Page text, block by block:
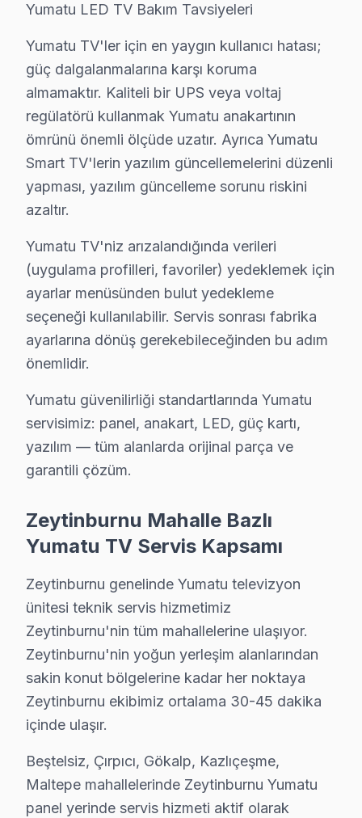
5. Orijinal veya OEM eşdeğer Yumatu parça ile onarım
6. Tüm fonksiyonlar kapsamlı test edilir; garanti
Yumatu LED TV Bakım Tavsiyeleri
Yumatu TV'ler için en yaygın kullanıcı hatası; güç
bu marka TV'niz arızalandığında verileri (uygulama
Yumatu güvenilirliği standartlarında Yumatu
Zeytinburnu Mahalle Bazlı Yumatu TV Servis
Zeytinburnu genelinde Yumatu televizyon ünitesi
Beştelsiz, Çırpıcı, Gökalp, Kazlıçeşme, Maltepe
Merkezefendi, Nuripaşa, Seyitnizam, Sümer
Telsiz, Veliefendi, Yenidoğan, Yeşiltepe ve
Zeytinburnu Yumatu TV Yerleştirme ve
Yeni bir Yumatu televizyon aldıysanız,
Sunduğumuz kurulum seçenekleri:
• Zeytinburnu'de televizyon paneli duvar askısı
• Zeytinburnu servisimizde gizli kablo düzeni ve kanal
• Zeytinburnu'de HDMI, ses sistemi ve uydu bağlantı
• Zeytinburnu servisimizde ekran kalibrasyon ve
Yumatu ekran'nizin ilk açılışından itibaren en iyi
Zeytinburnu'da Yumatu Önleyici Bakım –
Televizyon arızalarının büyük kısmı ihmal edilen
Bakım işlemlerimiz:
• Zeytinburnu'de panel ve LED backlight kontrolü
• Soğutma fanı temizliği ve termal macun yenileme
• Zeytinburnu'de anakart kapasitör ve kondansatör
• Zeytinburnu'de yazılım ve firmware güncelleme
Yılda en az bir kez profesyonel bakım, Yumatu
Yumatu LED TV Bakım Tavsiyeleri
Yumatu TV'ler için en yaygın kullanıcı hatası;
güç dalgalanmalarına karşı koruma
almamaktır. Kaliteli bir UPS veya voltaj
regülatörü kullanmak Yumatu anakartının
ömrünü önemli ölçüde uzatır. Ayrıca Yumatu
Smart TV'lerin yazılım güncellemelerini düzenli
yapması, yazılım güncelleme sorunu riskini
azaltır.
Yumatu TV'niz arızalandığında verileri
(uygulama profilleri, favoriler) yedeklemek için
ayarlar menüsünden bulut yedekleme
seçeneği kullanılabilir. Servis sonrası fabrika
ayarlarına dönüş gerekebileceğinden bu adım
önemlidir.
Yumatu güvenilirliği standartlarında Yumatu
servisimiz: panel, anakart, LED, güç kartı,
yazılım — tüm alanlarda orijinal parça ve
garantili çözüm.
Zeytinburnu Mahalle Bazlı
Yumatu TV Servis Kapsamı
Zeytinburnu genelinde Yumatu televizyon
ünitesi teknik servis hizmetimiz
Zeytinburnu'nin tüm mahallelerine ulaşıyor.
Zeytinburnu'nin yoğun yerleşim alanlarından
sakin konut bölgelerine kadar her noktaya
Zeytinburnu ekibimiz ortalama 30-45 dakika
içinde ulaşır.
Beştelsiz, Çırpıcı, Gökalp, Kazlıçeşme,
Maltepe mahallelerinde Zeytinburnu Yumatu
panel yerinde servis hizmeti aktif olarak